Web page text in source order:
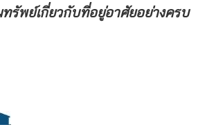
รัพย์เกี่ยวกับที่อยู่อาศัยอย่างครบ